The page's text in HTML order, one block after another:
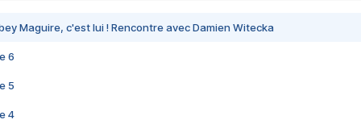
Maguire, c'est lui ! Rencontre avec Damien Witecka
6
5
4